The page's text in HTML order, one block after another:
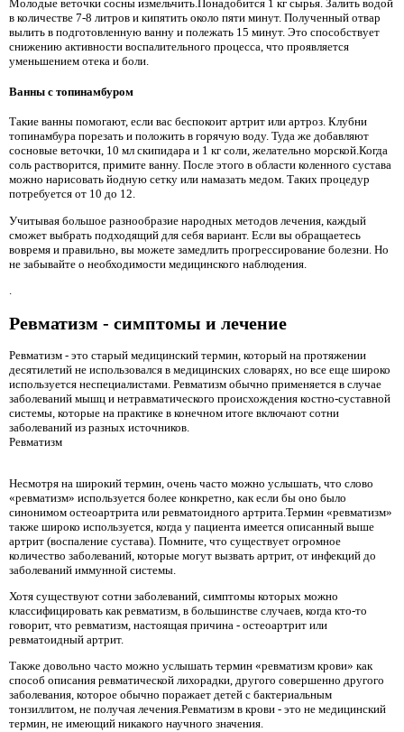
Молодые веточки сосны измельчить.Понадобится 1 кг сырья. Залить водой
в количестве 7-8 литров и кипятить около пяти минут. Полученный отвар
вылить в подготовленную ванну и полежать 15 минут. Это способствует
снижению активности воспалительного процесса, что проявляется
уменьшением отека и боли.
Ванны с топинамбуром
Такие ванны помогают, если вас беспокоит артрит или артроз. Клубни
топинамбура порезать и положить в горячую воду. Туда же добавляют
сосновые веточки, 10 мл скипидара и 1 кг соли, желательно морской.Когда
соль растворится, примите ванну. После этого в области коленного сустава
можно нарисовать йодную сетку или намазать медом. Таких процедур
потребуется от 10 до 12.
Учитывая большое разнообразие народных методов лечения, каждый
сможет выбрать подходящий для себя вариант. Если вы обращаетесь
вовремя и правильно, вы можете замедлить прогрессирование болезни. Но
не забывайте о необходимости медицинского наблюдения.
.
Ревматизм - симптомы и лечение
Ревматизм - это старый медицинский термин, который на протяжении
десятилетий не использовался в медицинских словарях, но все еще широко
используется неспециалистами. Ревматизм обычно применяется в случае
заболеваний мышц и нетравматического происхождения костно-суставной
системы, которые на практике в конечном итоге включают сотни
заболеваний из разных источников.
Ревматизм
Несмотря на широкий термин, очень часто можно услышать, что слово
«ревматизм» используется более конкретно, как если бы оно было
синонимом остеоартрита или ревматоидного артрита.Термин «ревматизм»
также широко используется, когда у пациента имеется описанный выше
артрит (воспаление сустава). Помните, что существует огромное
количество заболеваний, которые могут вызвать артрит, от инфекций до
заболеваний иммунной системы.
Хотя существуют сотни заболеваний, симптомы которых можно
классифицировать как ревматизм, в большинстве случаев, когда кто-то
говорит, что ревматизм, настоящая причина - остеоартрит или
ревматоидный артрит.
Также довольно часто можно услышать термин «ревматизм крови» как
способ описания ревматической лихорадки, другого совершенно другого
заболевания, которое обычно поражает детей с бактериальным
тонзиллитом, не получая лечения.Ревматизм в крови - это не медицинский
термин, не имеющий никакого научного значения.